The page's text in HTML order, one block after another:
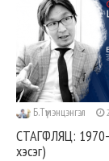
Б.Түмэнцэнгэл
СТАГФЛЯЦ:
хэсэг)